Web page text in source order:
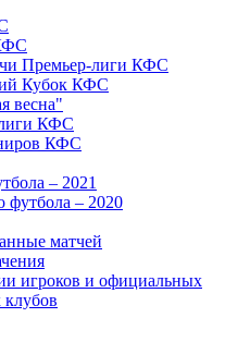
Премьер-лиги КФС
Кубок КФС
весна"
КФС
КФС
– 2021
футбола – 2020
матчей
игроков и официальных